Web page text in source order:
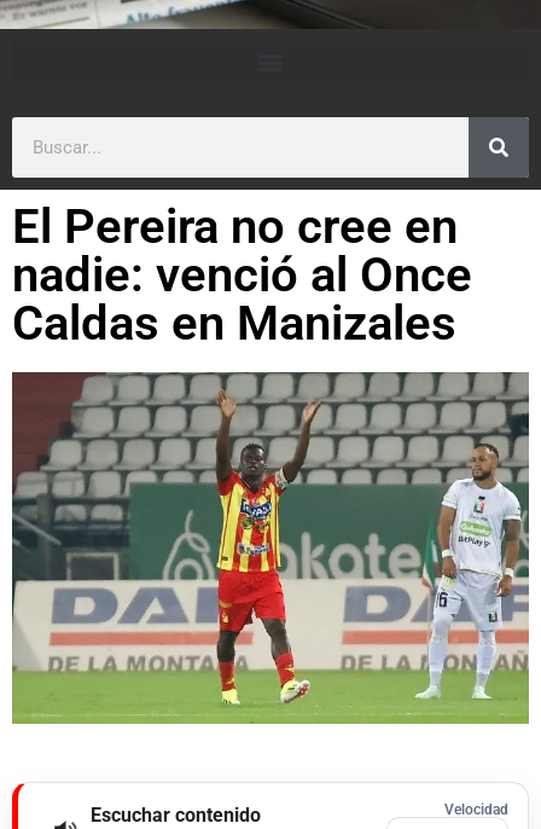
El Pereira no cree en
nadie: venció al Once
Caldas en Manizales
Escuchar contenido Velocidad